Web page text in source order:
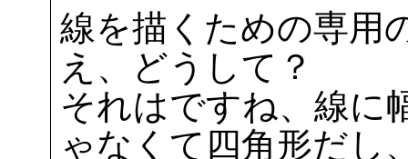
線を描くための専用
え、どうして？
それはですね、線に
ゃなくて四角形だし